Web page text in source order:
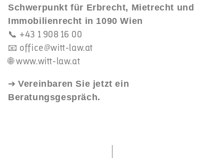
Schwerpunkt für Erbrecht, Mietrecht und
Immobilienrecht in 1090 Wien
📞 +43 1 908 16 00
📧 office@witt-law.at
🌐www.witt-law.at
➔Vereinbaren Sie jetzt ein
Beratungsgespräch.